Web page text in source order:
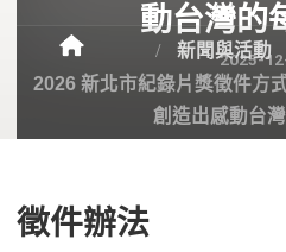
動台灣的
2025-
新聞與活動
2026 新北市紀錄片獎徵件方
創造出感動台
徵件辦法